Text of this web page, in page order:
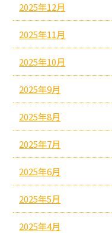
2025年12月
2025年11月
2025年10月
2025年9月
2025年8月
2025年7月
2025年6月
2025年5月
2025年4月